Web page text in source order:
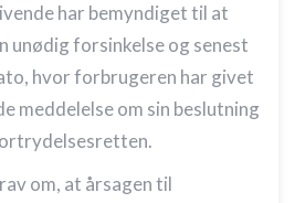
har bemyndiget til at
unødig forsinkelse og senest
hvor forbrugeren har givet
meddelelse om sin beslutning
om, at årsagen til